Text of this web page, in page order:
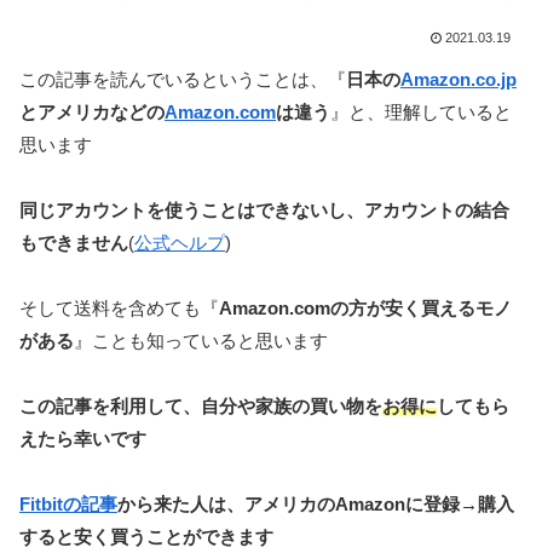
2021.03.19
この記事を読んでいるということは、『 日本のAmazon.co.jp
とアメリカなどのAmazon.comは違う 』と、理解していると
思います
同じアカウントを使うことはできないし、アカウントの結合
もできません(公式ヘルプ)
そして送料を含めても『Amazon.comの方が安く買えるモノ
がある 』ことも知っていると思います
この記事を利用して、自分や家族の買い物をお得にしてもら
えたら幸いです
Fitbitの記事から来た人は、アメリカのAmazonに登録→購入
すると安く買うことができます